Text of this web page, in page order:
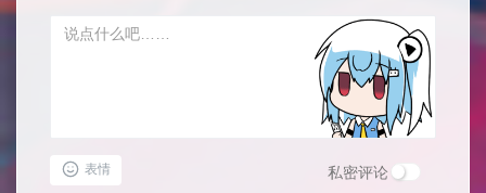
表情 私密评论